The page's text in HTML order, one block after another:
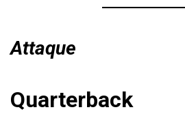
Attaque
Quarterback